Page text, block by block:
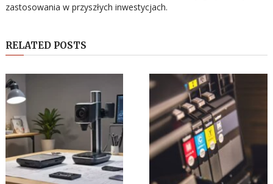
zastosowania w przyszłych inwestycjach.
RELATED POSTS